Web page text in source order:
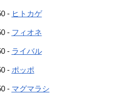
- ヒトカゲ
- フィオネ
- ライバル
- ポッポ
- マグマラシ